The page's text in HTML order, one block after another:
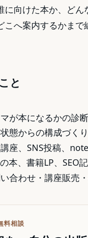
に向けた本か、どん
へ案内するかまで
と
が本になるかの診断
態からの構成づくり
座、SNS投稿、
本、書籍LP、SEO
合わせ・講座販売
料相談